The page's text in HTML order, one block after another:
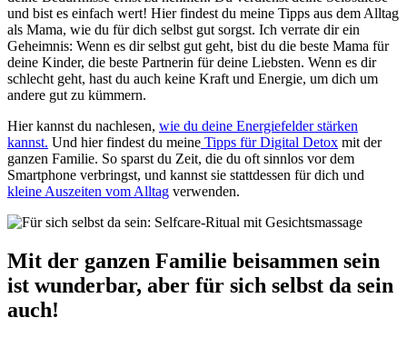
und bist es einfach wert! Hier findest du meine Tipps aus dem Alltag
als Mama, wie du für dich selbst gut sorgst. Ich verrate dir ein
Geheimnis: Wenn es dir selbst gut geht, bist du die beste Mama für
deine Kinder, die beste Partnerin für deine Liebsten. Wenn es dir
schlecht geht, hast du auch keine Kraft und Energie, um dich um
andere gut zu kümmern.
Hier kannst du nachlesen, wie du deine Energiefelder stärken
kannst. Und hier findest du meine Tipps für Digital Detox mit der
ganzen Familie. So sparst du Zeit, die du oft sinnlos vor dem
Smartphone verbringst, und kannst sie stattdessen für dich und
kleine Auszeiten vom Alltag verwenden.
Mit der ganzen Familie beisammen sein
ist wunderbar, aber für sich selbst da sein
auch!